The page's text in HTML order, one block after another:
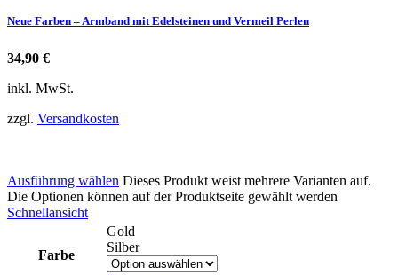
Neue Farben – Armband mit Edelsteinen und Vermeil Perlen
34,90 €
inkl. MwSt.
zzgl. Versandkosten
Ausführung wählen Dieses Produkt weist mehrere Varianten auf.
Die Optionen können auf der Produktseite gewählt werden
Schnellansicht
Farbe
Gold
Silber